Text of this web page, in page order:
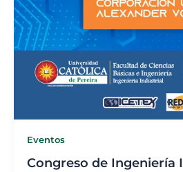
Eventos
Congreso de Ingeniería